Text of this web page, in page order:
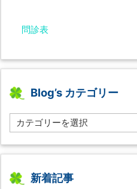
問診表
Blog’s カテゴリー
l
g’s
テ
新着記事